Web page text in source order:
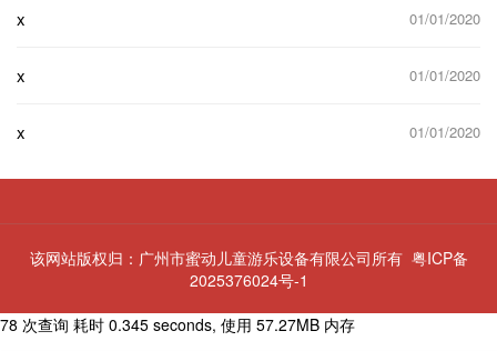
x 01/01/2020
x 01/01/2020
x 01/01/2020
该网站版权归：广州市蜜动儿童游乐设备有限公司所有 粤ICP备
2025376024号-1
78 次查询 耗时 0.345 seconds, 使用 57.27MB 内存